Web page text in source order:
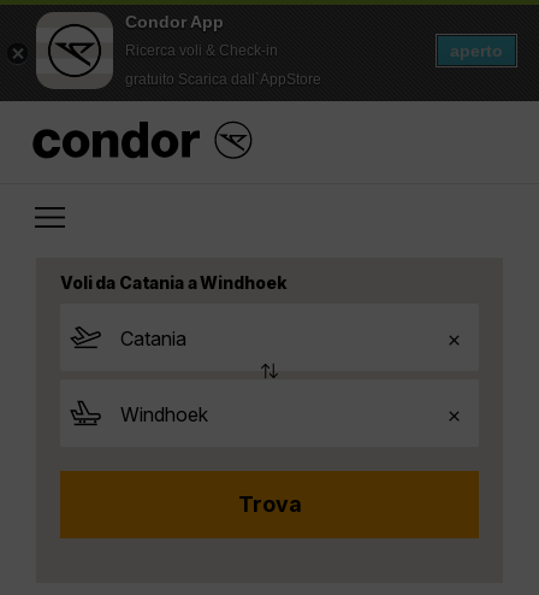
Condor App
Ricerca voli & Check-in
gratuito Scarica dall`AppStore
aperto
Voli da Catania a Windhoek